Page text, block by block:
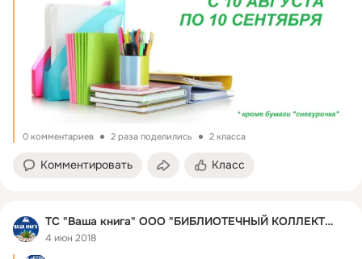
0 комментариев 2 раза поделились 2 класса
Комментировать Класс
ТС "Ваша книга" ООО "БИБЛИОТЕЧНЫЙ КОЛЛЕКТОР"
4 июн 2018